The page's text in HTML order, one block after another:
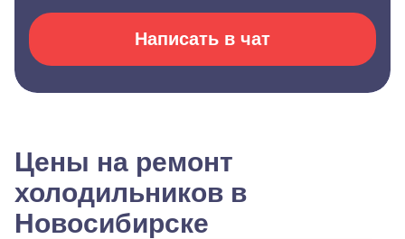
Написать в чат
Цены на ремонт
холодильников в
Новосибирске